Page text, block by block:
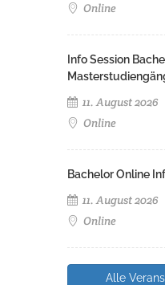
Online
Info Session
11. August 2026
Online
Bachelor Online
11. August 2026
Online
Alle